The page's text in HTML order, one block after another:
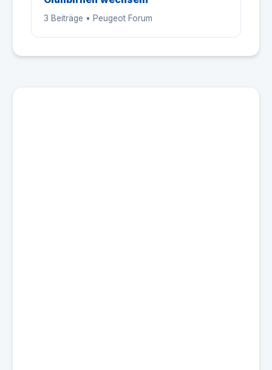
3 Beiträge • Peugeot Forum